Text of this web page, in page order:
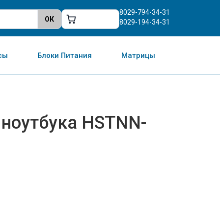
8029-794-34-31
8029-194-34-31
Блоки Питания Матрицы
HSTNN-